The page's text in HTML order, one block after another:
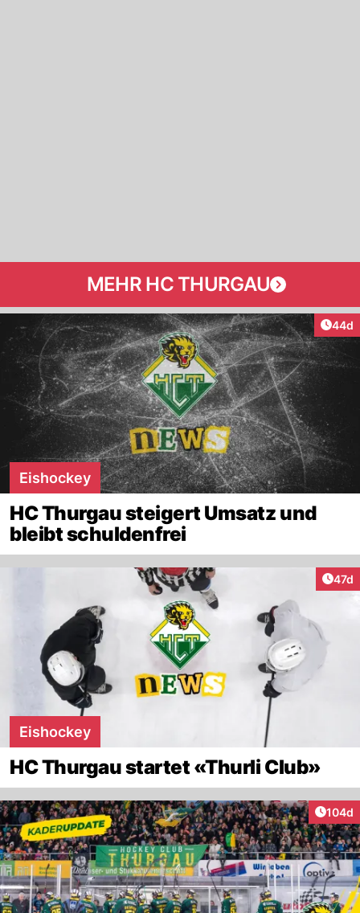
MEHR HC THURGAU
44d
Eishockey
HC Thurgau steigert Umsatz und
bleibt schuldenfrei
47d
Eishockey
HC Thurgau startet «Thurli Club»
104d